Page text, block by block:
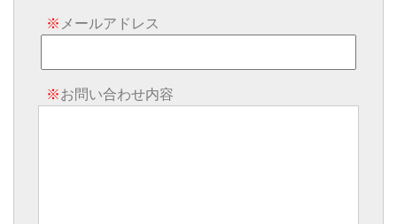
※ メールアドレス
※お問い合わせ内容